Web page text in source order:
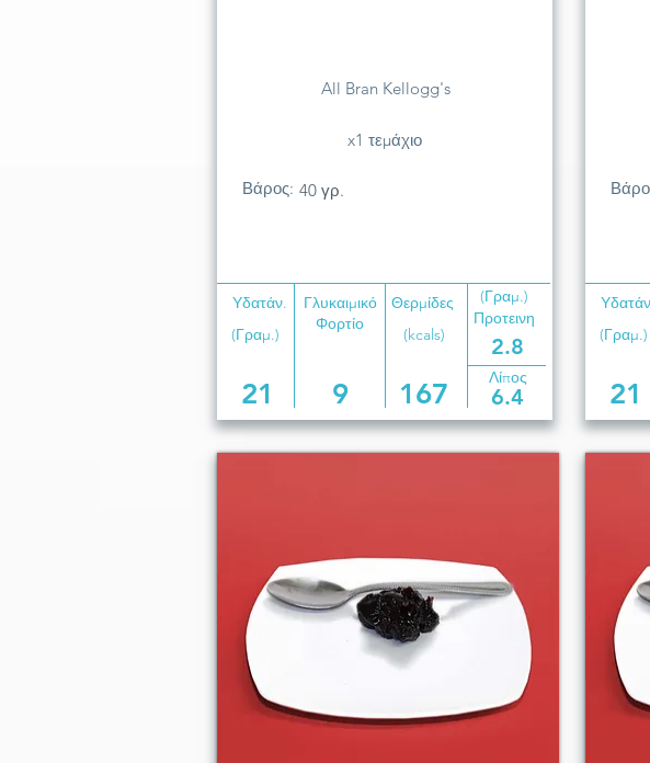
All Bran Kellogg's
x1 τεμάχιο
Βάρος: 40 γρ.
Υδατάν.
Γλυκαιμικό
Φορτίο
(Γραμ.)
Θερμίδες
(kcals)
Προτεινη
2.8
(Γραμ.)
21 9 167 Λίπος
6.4
(Γραμ.)
21